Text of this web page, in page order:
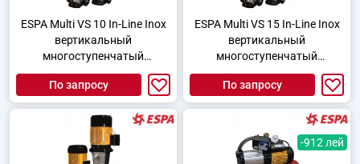
ESPA Multi VS 10 In-Line Inox
вертикальный
многоступенчатый
центробежный насос
По запросу
ESPA Multi VS 15 In-Line Inox
вертикальный
многоступенчатый
центробежный насос
По запросу
-912 лей